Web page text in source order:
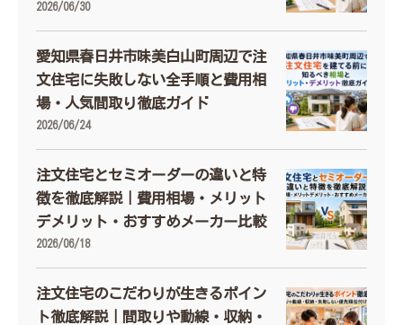
2026/06/30
愛知県春日井市味美白山町周辺で注
文住宅に失敗しない全手順と費用相
場・人気間取り徹底ガイド
2026/06/24
注文住宅とセミオーダーの違いと特
徴を徹底解説｜費用相場・メリット
デメリット・おすすめメーカー比較
2026/06/18
注文住宅のこだわりが生きるポイン
ト徹底解説｜間取りや動線・収納・